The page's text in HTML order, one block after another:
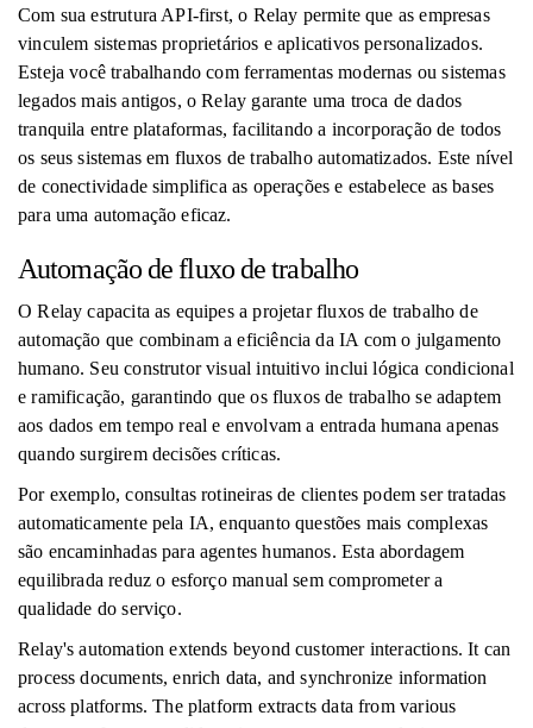
Com sua estrutura API-first, o Relay permite que as empresas
vinculem sistemas proprietários e aplicativos personalizados.
Esteja você trabalhando com ferramentas modernas ou sistemas
legados mais antigos, o Relay garante uma troca de dados
tranquila entre plataformas, facilitando a incorporação de todos
os seus sistemas em fluxos de trabalho automatizados. Este nível
de conectividade simplifica as operações e estabelece as bases
para uma automação eficaz.
Automação de fluxo de trabalho
O Relay capacita as equipes a projetar fluxos de trabalho de
automação que combinam a eficiência da IA ​​com o julgamento
humano. Seu construtor visual intuitivo inclui lógica condicional
e ramificação, garantindo que os fluxos de trabalho se adaptem
aos dados em tempo real e envolvam a entrada humana apenas
quando surgirem decisões críticas.
Por exemplo, consultas rotineiras de clientes podem ser tratadas
automaticamente pela IA, enquanto questões mais complexas
são encaminhadas para agentes humanos. Esta abordagem
equilibrada reduz o esforço manual sem comprometer a
qualidade do serviço.
Relay's automation extends beyond customer interactions. It can
process documents, enrich data, and synchronize information
across platforms. The platform extracts data from various